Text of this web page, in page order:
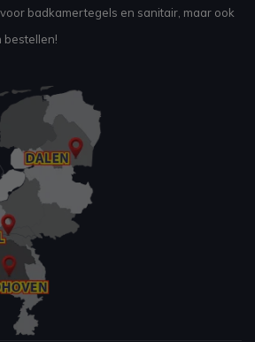
badkamertegels en sanitair, maar ook
bestellen!